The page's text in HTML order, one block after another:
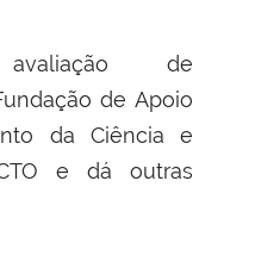
de
de Apoio
da Ciência e
e dá outras